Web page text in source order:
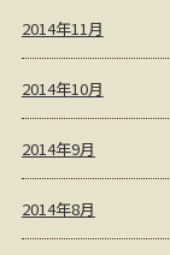
2014年11月
2014年10月
2014年9月
2014年8月